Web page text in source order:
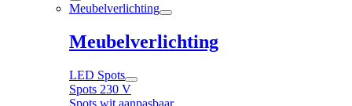
Meubelverlichting
Meubelverlichting
LED Spots
Spots 230 V
Spots wit aanpasbaar